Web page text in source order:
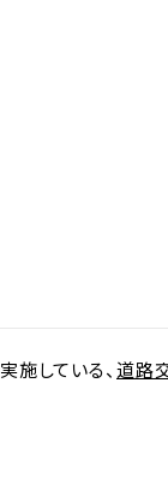
施している、道路